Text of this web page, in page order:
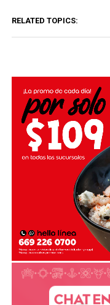
RELATED TOPICS: